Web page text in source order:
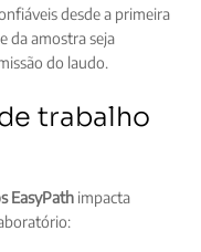
desde a primeira
da amostra seja
do laudo.
trabalho
EasyPath impacta